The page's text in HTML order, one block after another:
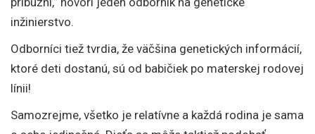
inžinierstvo.
Odborníci tiež tvrdia, že väčšina genetických informácií,
ktoré deti dostanú, sú od babičiek po materskej rodovej
línii!
Samozrejme, všetko je relatívne a každá rodina je sama